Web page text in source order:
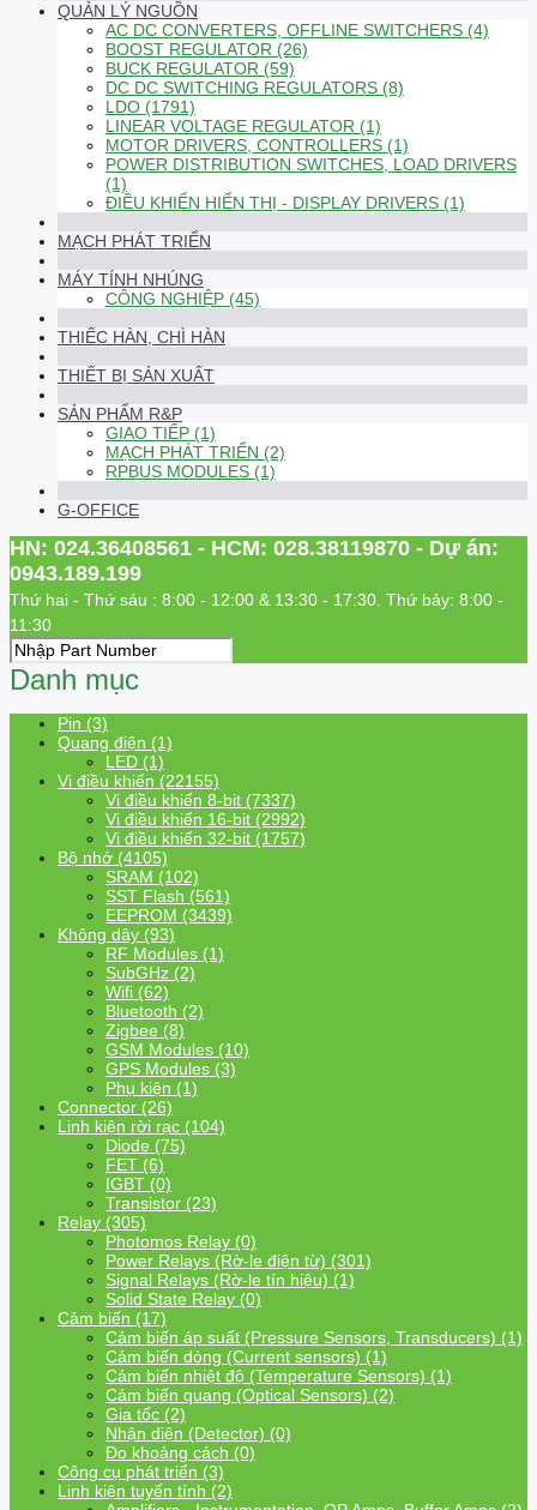
QUẢN LÝ NGUỒN
AC DC CONVERTERS, OFFLINE SWITCHERS (4)
BOOST REGULATOR (26)
BUCK REGULATOR (59)
DC DC SWITCHING REGULATORS (8)
LDO (1791)
LINEAR VOLTAGE REGULATOR (1)
MOTOR DRIVERS, CONTROLLERS (1)
POWER DISTRIBUTION SWITCHES, LOAD DRIVERS
(1)
ĐIỀU KHIỂN HIỂN THỊ - DISPLAY DRIVERS (1)
MẠCH PHÁT TRIỂN
MÁY TÍNH NHÚNG
CÔNG NGHIỆP (45)
THIẾC HÀN, CHÌ HÀN
THIẾT BỊ SẢN XUẤT
SẢN PHẨM R&P
GIAO TIẾP (1)
MẠCH PHÁT TRIỂN (2)
RPBUS MODULES (1)
G-OFFICE
HN: 024.36408561 - HCM: 028.38119870 - Dự án:
0943.189.199
Thứ hai - Thứ sáu : 8:00 - 12:00 & 13:30 - 17:30. Thứ bảy: 8:00 -
11:30
Danh mục
Pin (3)
Quang điện (1)
LED (1)
Vi điều khiển (22155)
Vi điều khiển 8-bit (7337)
Vi điều khiển 16-bit (2992)
Vi điều khiển 32-bit (1757)
Bộ nhớ (4105)
SRAM (102)
SST Flash (561)
EEPROM (3439)
Không dây (93)
RF Modules (1)
SubGHz (2)
Wifi (62)
Bluetooth (2)
Zigbee (8)
GSM Modules (10)
GPS Modules (3)
Phụ kiện (1)
Connector (26)
Linh kiện rời rạc (104)
Diode (75)
FET (6)
IGBT (0)
Transistor (23)
Relay (305)
Photomos Relay (0)
Power Relays (Rờ-le điện từ) (301)
Signal Relays (Rờ-le tín hiệu) (1)
Solid State Relay (0)
Cảm biến (17)
Cảm biến áp suất (Pressure Sensors, Transducers) (1)
Cảm biến dòng (Current sensors) (1)
Cảm biến nhiệt độ (Temperature Sensors) (1)
Cảm biến quang (Optical Sensors) (2)
Gia tốc (2)
Nhận diện (Detector) (0)
Đo khoảng cách (0)
Công cụ phát triển (3)
Linh kiện tuyến tính (2)